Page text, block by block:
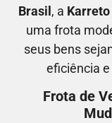
Brasil , a Karreto
uma frota
seus bens
eficiência
Frota de